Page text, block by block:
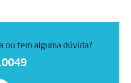
ou tem alguma dúvida?